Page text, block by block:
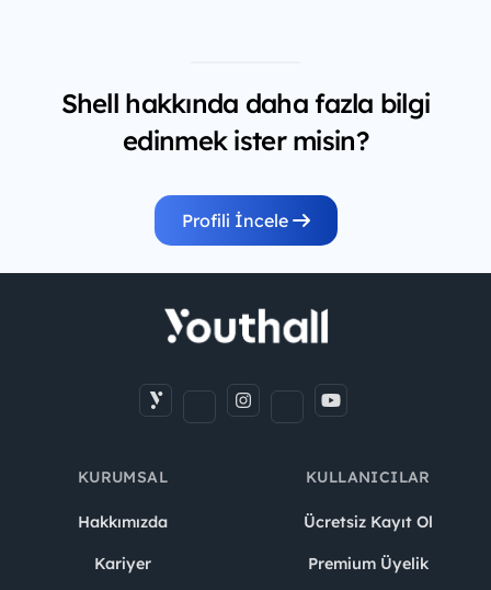
Shell hakkında daha fazla bilgi
edinmek ister misin?
Profili İncele
KURUMSAL
Hakkımızda
Kariyer
KULLANICILAR
Ücretsiz Kayıt Ol
Premium Üyelik